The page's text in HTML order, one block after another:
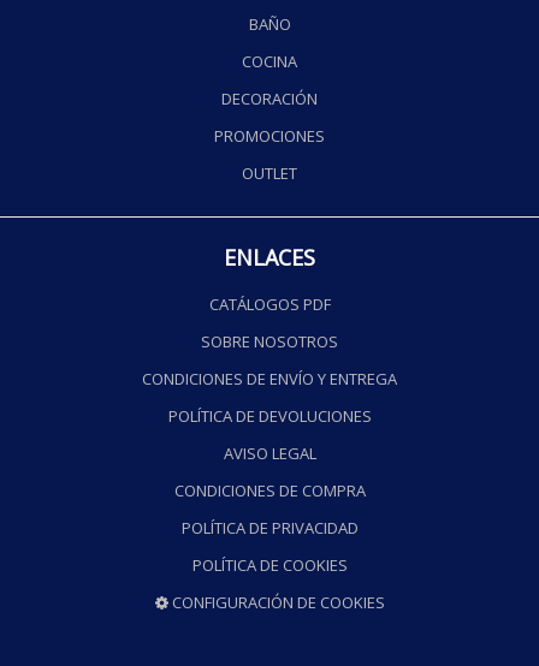
BAÑO
COCINA
DECORACIÓN
PROMOCIONES
OUTLET
ENLACES
CATÁLOGOS PDF
SOBRE NOSOTROS
CONDICIONES DE ENVÍO Y ENTREGA
POLÍTICA DE DEVOLUCIONES
AVISO LEGAL
CONDICIONES DE COMPRA
POLÍTICA DE PRIVACIDAD
POLÍTICA DE COOKIES
CONFIGURACIÓN DE COOKIES